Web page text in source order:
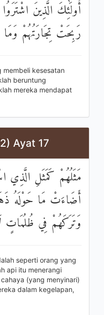
أُولَٰئِكَ الَّذِينَ
رَبِحَتْ تِجَارَتُهُمْ وَمَا
membeli kesesatan
beruntung
mereka mendapat
Ayat 17
مَثَلُهُمْ كَمَثَلِ الَّذِي
أَضَاءَتْ مَا حَوْلَهُ
وَتَرَكَهُمْ فِي ظُلُمَاتٍ
seperti orang yang
api itu menerangi
(yang menyinari)
dalam kegelapan,